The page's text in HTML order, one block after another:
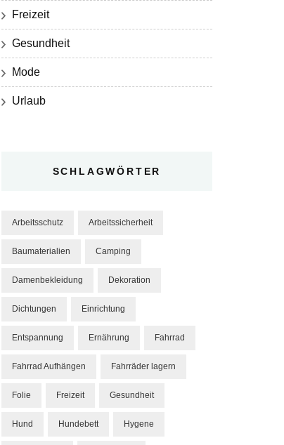
Freizeit
Gesundheit
Mode
Urlaub
SCHLAGWÖRTER
Arbeitsschutz Arbeitssicherheit
Baumaterialien Camping
Damenbekleidung Dekoration
Dichtungen Einrichtung
Entspannung Ernährung Fahrrad
Fahrrad Aufhängen Fahrräder lagern
Folie Freizeit Gesundheit
Hund Hundebett Hygene